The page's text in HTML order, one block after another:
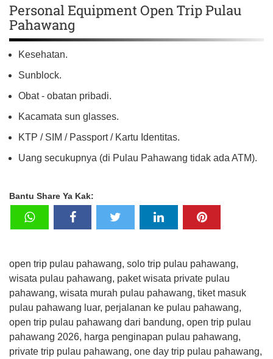
Personal Equipment Open Trip Pulau
Pahawang
Kesehatan.
Sunblock.
Obat - obatan pribadi.
Kacamata sun glasses.
KTP / SIM / Passport / Kartu Identitas.
Uang secukupnya (di Pulau Pahawang tidak ada ATM).
Bantu Share Ya Kak:
open trip pulau pahawang, solo trip pulau pahawang,
wisata pulau pahawang, paket wisata private pulau
pahawang, wisata murah pulau pahawang, tiket masuk
pulau pahawang luar, perjalanan ke pulau pahawang,
open trip pulau pahawang dari bandung, open trip pulau
pahawang 2026, harga penginapan pulau pahawang,
private trip pulau pahawang, one day trip pulau pahawang,